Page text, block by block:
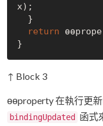
x);
return
↑ Block 3
ɵɵproperty 在執行更
bindingUpdated
函式